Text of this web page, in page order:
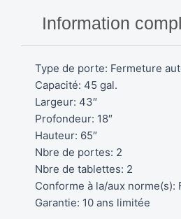
Information
Type de porte: Fermeture
Capacité: 45 gal.
Largeur: 43″
Profondeur: 18″
Hauteur: 65″
Nbre de portes: 2
Nbre de tablettes: 2
Conforme à la/aux norme(s):
Garantie: 10 ans limitée